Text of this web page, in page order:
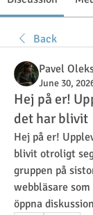
Back
Pavel
June 30,
Hej på er!
det har blivit
Hej på er!
blivit otroligt
gruppen på
webbläsare
öppna